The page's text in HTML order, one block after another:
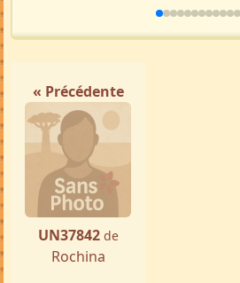
« Précédente
UN37842 de
Rochina